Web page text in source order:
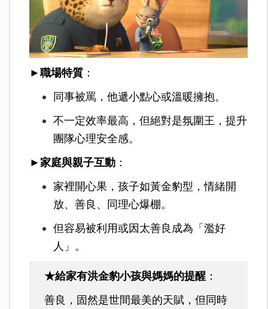
►職場特質 ：
同事被罵，他遞小點心或溫暖擁抱。
不一定效率最高，但絕對是氛圍王，提升
團隊心理安全感。
►家庭與親子互動 ：
家裡開心果，孩子如黃金豹型，情緒開
放、善良、同理心爆棚。
但容易被利用或因太善良成為「濫好
人」。
★給家有洪金豹小孩與媽媽的提醒 ：
善良，固然是世間最美的天賦，但同時